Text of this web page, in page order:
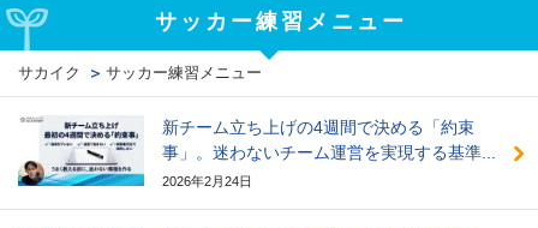
サッカー練習メニュー
サカイク サッカー練習メニュー
新チーム立ち上げの4週間で決める「約束
事」。迷わないチーム運営を実現する基準...
2026年2月24日